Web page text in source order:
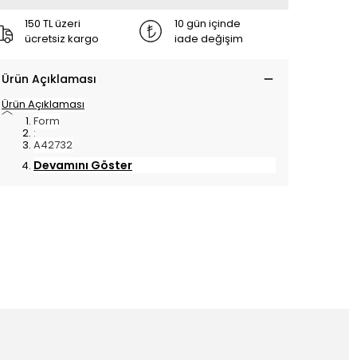
150 TL üzeri
ücretsiz kargo
10 gün içinde
iade değişim
Ürün Açıklaması
Ürün Açıklaması
Form
:
A42732
Devamını Göster